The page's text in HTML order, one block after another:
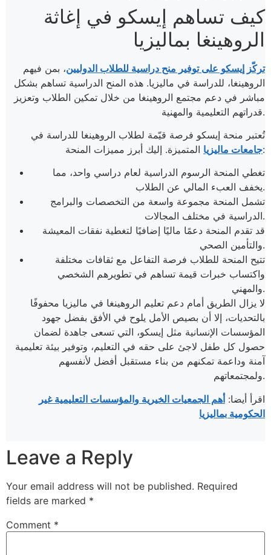
كيف تساهم إيسكو في إغاثة
الروهينغا بماليزيا
تركّز إيسكو على توفير منح دراسية للطلاب الدوليين، بمن فيهم
الروهينغا، للدراسة في ماليزيا. هذه المنح الدراسية تساهم بشكل
مباشر في دعم مجتمع الروهينغا من خلال تمكين الطلاب وتعزيز
قدراتهم التعليمية والمهنية.
تُعتبر منحة إيسكو فرصة قيّمة لطلاب الروهينغا للدراسة في
جامعات ماليزياالمتميزة. إليك أبرز مميزات المنحة:
تغطي المنحة الرسوم الدراسية لعام دراسي واحد، مما
يخفف العبء المالي عن الطلاب.
تشمل المنحة مجموعة واسعة من التخصصات والبرامج
الدراسية في مختلف المجالات.
قد تقدم المنحة دعمًا ماليًا إضافيًا لتغطية نفقات المعيشة
والتأمين الصحي.
تتيح المنحة للطلاب فرصة التفاعل مع ثقافات مختلفة
واكتساب خبرات قيمة تساهم في تطويرهم الشخصي
والمهني.
لا يزال الطريق أمام دعم تعليم الروهينغا في ماليزيا محفوفًا
بالتحديات، إلا أن بصيص الأمل يلوح في الأفق بفضل جهود
المؤسسات الإنسانية مثل إيسكو، التي تسعى جاهدة لضمان
حصول كل طفل لاجئ على حقه في التعليم، وتوفير بيئة تعليمية
آمنة وداعمة تمكنهم من بناء مستقبل أفضل لأنفسهم
ولمجتمعاتهم.
اقرأ أيضا:أهم الجمعيات الخيرية والمؤسسات التعليمية غير
الحكومية بماليزيا
Leave a Reply
Your email address will not be published. Required
fields are marked *
Comment *